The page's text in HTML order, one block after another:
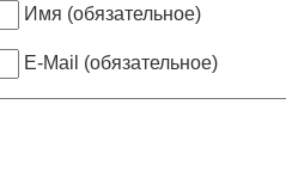
Имя (обязательное)
E-Mail (обязательное)